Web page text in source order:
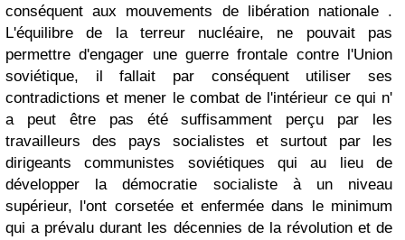
conséquent aux mouvements de libération nationale .
L'équilibre de la terreur nucléaire, ne pouvait pas
permettre d'engager une guerre frontale contre l'Union
soviétique, il fallait par conséquent utiliser ses
contradictions et mener le combat de l'intérieur ce qui n'
a peut être pas été suffisamment perçu par les
travailleurs des pays socialistes et surtout par les
dirigeants communistes soviétiques qui au lieu de
développer la démocratie socialiste à un niveau
supérieur, l'ont corsetée et enfermée dans le minimum
qui a prévalu durant les décennies de la révolution et de